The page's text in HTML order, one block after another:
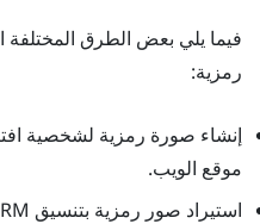
فيما يلي بعض الطرق المختلفة
رمزية:
إنشاء صورة رمزية لشخصية
موقع الويب.